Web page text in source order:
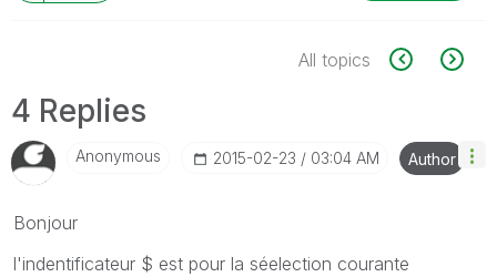
All topics
4 Replies
Anonymous ‎2015-02-23 03:04 AM Author
Bonjour
l'indentificateur $ est pour la séelection courante